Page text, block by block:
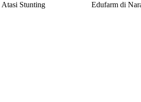
Atasi Stunting
Edufarm di